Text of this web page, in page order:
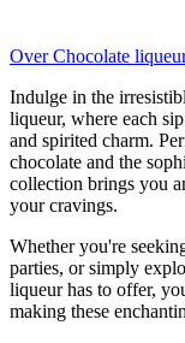
Over Chocolate
Indulge in the
liqueur, where each
and spirited charm.
chocolate and the
collection brings you
your cravings.
Whether you're
parties, or simply
liqueur has to offer,
making these